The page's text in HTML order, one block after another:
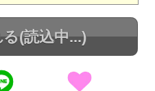
る(読込中...)